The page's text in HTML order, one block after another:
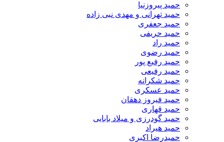
حمید پیروزنیا
حمید تهرانی و مهدی نبی زاده
حمید جعفری
حمید حریفی
حمید راد
حمید رضوی
حمید رفیع پور
حمید رفیعی
حمید شکرانه
حمید عسکری
حمید فیروز دهقان
حمید قهاری
حمید گودرزی و میلاد بابایی
حمید هیراد
حمیدرضا اکبری